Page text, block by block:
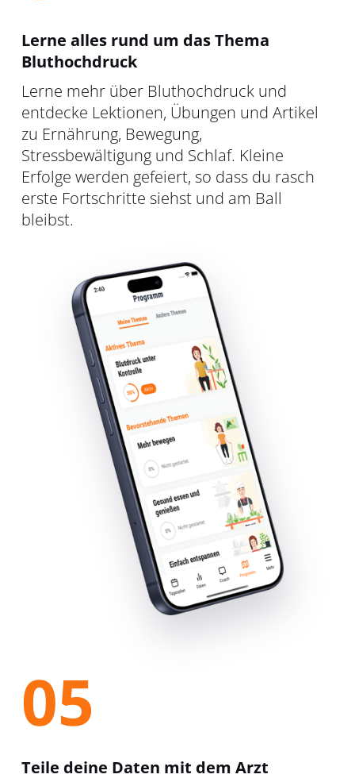
Lerne alles rund um das Thema
Bluthochdruck
Lerne mehr über Bluthochdruck und
entdecke Lektionen, Übungen und Artikel
zu Ernährung, Bewegung,
Stressbewältigung und Schlaf. Kleine
Erfolge werden gefeiert, so dass du rasch
erste Fortschritte siehst und am Ball
bleibst.
05
Teile deine Daten mit dem Arzt